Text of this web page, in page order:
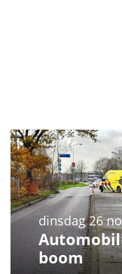
dinsdag 26
boom